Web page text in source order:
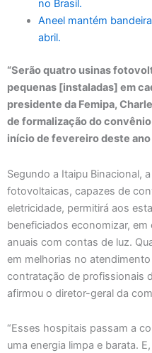
no Brasil.
Aneel mantém
abril.
“Serão quatro usinas
pequenas [instaladas] em
presidente da Femipa,
de formalização do
início de fevereiro deste ano
Segundo a Itaipu Binacional,
fotovoltaicas, capazes de
eletricidade, permitirá aos
beneficiados economizar,
anuais com contas de luz.
em melhorias no
contratação de profissionais
afirmou o diretor-geral da
“Esses hospitais passam a
uma energia limpa e barata.